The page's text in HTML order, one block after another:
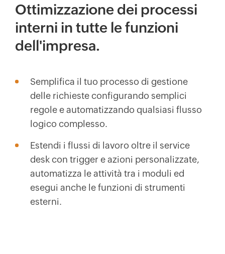
Ottimizzazione dei processi
interni in tutte le funzioni
dell'impresa.
Semplifica il tuo processo di gestione
delle richieste configurando semplici
regole e automatizzando qualsiasi flusso
logico complesso.
Estendi i flussi di lavoro oltre il service
desk con trigger e azioni personalizzate,
automatizza le attività tra i moduli ed
esegui anche le funzioni di strumenti
esterni.